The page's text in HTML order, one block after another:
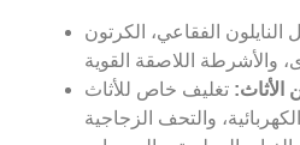
النايلون الفقاعي، الكرتون
تغليف خاص للأثاث